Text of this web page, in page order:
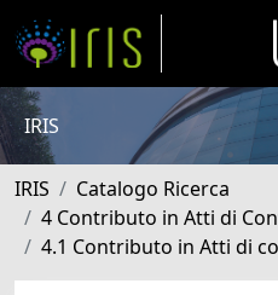
IRIS
IRIS
Catalogo Ricerca
4 Contributo in Atti di
4.1 Contributo in Atti di